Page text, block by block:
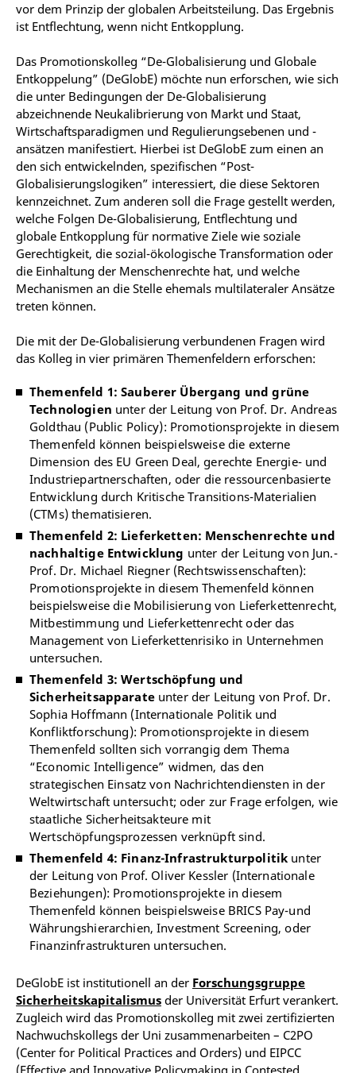
vor dem Prinzip der globalen Arbeitsteilung. Das Ergebnis
ist Entflechtung, wenn nicht Entkopplung.
Das Promotionskolleg “De-Globalisierung und Globale
Entkoppelung” (DeGlobE) möchte nun erforschen, wie sich
die unter Bedingungen der De-Globalisierung
abzeichnende Neukalibrierung von Markt und Staat,
Wirtschaftsparadigmen und Regulierungsebenen und -
ansätzen manifestiert. Hierbei ist DeGlobE zum einen an
den sich entwickelnden, spezifischen “Post-
Globalisierungslogiken” interessiert, die diese Sektoren
kennzeichnet. Zum anderen soll die Frage gestellt werden,
welche Folgen De-Globalisierung, Entflechtung und
globale Entkopplung für normative Ziele wie soziale
Gerechtigkeit, die sozial-ökologische Transformation oder
die Einhaltung der Menschenrechte hat, und welche
Mechanismen an die Stelle ehemals multilateraler Ansätze
treten können.
Die mit der De-Globalisierung verbundenen Fragen wird
das Kolleg in vier primären Themenfeldern erforschen:
Themenfeld 1: Sauberer Übergang und grüne
Technologien unter der Leitung von Prof. Dr. Andreas
Goldthau (Public Policy): Promotionsprojekte in diesem
Themenfeld können beispielsweise die externe
Dimension des EU Green Deal, gerechte Energie- und
Industriepartnerschaften, oder die ressourcenbasierte
Entwicklung durch Kritische Transitions-Materialien
(CTMs) thematisieren.
Themenfeld 2: Lieferketten: Menschenrechte und
nachhaltige Entwicklung unter der Leitung von Jun.-
Prof. Dr. Michael Riegner (Rechtswissenschaften):
Promotionsprojekte in diesem Themenfeld können
beispielsweise die Mobilisierung von Lieferkettenrecht,
Mitbestimmung und Lieferkettenrecht oder das
Management von Lieferkettenrisiko in Unternehmen
untersuchen.
Themenfeld 3: Wertschöpfung und
Sicherheitsapparateunter der Leitung von Prof. Dr.
Sophia Hoffmann (Internationale Politik und
Konfliktforschung): Promotionsprojekte in diesem
Themenfeld sollten sich vorrangig dem Thema
“Economic Intelligence” widmen, das den
strategischen Einsatz von Nachrichtendiensten in der
Weltwirtschaft untersucht; oder zur Frage erfolgen, wie
staatliche Sicherheitsakteure mit
Wertschöpfungsprozessen verknüpft sind.
Themenfeld 4: Finanz-Infrastrukturpolitik unter
der Leitung von Prof. Oliver Kessler (Internationale
Beziehungen): Promotionsprojekte in diesem
Themenfeld können beispielsweise BRICS Pay-und
Währungshierarchien, Investment Screening, oder
Finanzinfrastrukturen untersuchen.
DeGlobE ist institutionell an der Forschungsgruppe
Sicherheitskapitalismus der Universität Erfurt verankert.
Zugleich wird das Promotionskolleg mit zwei zertifizierten
Nachwuchskollegs der Uni zusammenarbeiten – C2PO
(Center for Political Practices and Orders) und EIPCC
(Effective and Innovative Policymaking in Contested